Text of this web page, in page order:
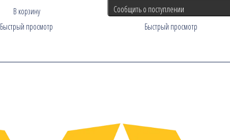
В корзину
Быстрый просмотр
Сообщить о поступлении
Быстрый просмотр